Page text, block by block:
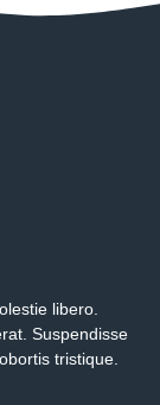
libero.
Suspendisse
tristique.